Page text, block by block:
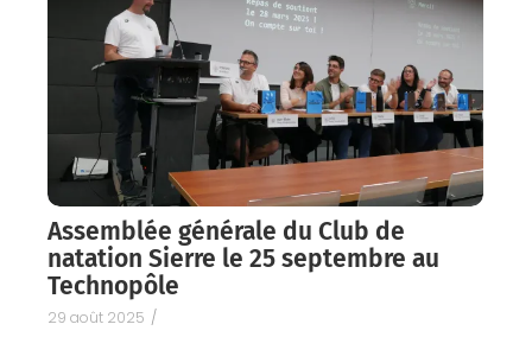
Assemblée générale du Club de
natation Sierre le 25 septembre au
Technopôle
29 août 2025 /